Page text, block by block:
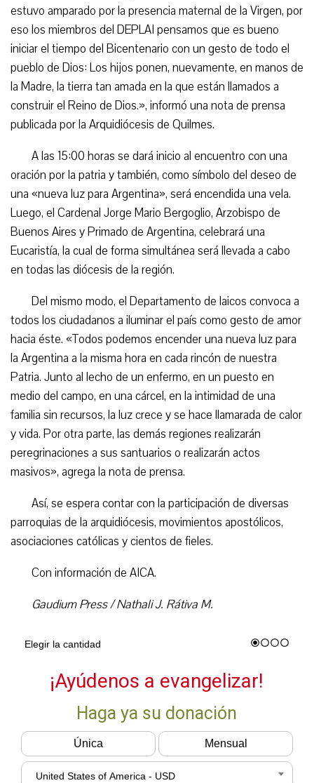
estuvo amparado por la presencia maternal de la Virgen, por
eso los miembros del DEPLAI pensamos que es bueno
iniciar el tiempo del Bicentenario con un gesto de todo el
pueblo de Dios: Los hijos ponen, nuevamente, en manos de
la Madre, la tierra tan amada en la que están llamados a
construir el Reino de Dios.», informó una nota de prensa
publicada por la Arquidiócesis de Quilmes.
A las 15:00 horas se dará inicio al encuentro con una
oración por la patria y también, como símbolo del deseo de
una «nueva luz para Argentina», será encendida una vela.
Luego, el Cardenal Jorge Mario Bergoglio, Arzobispo de
Buenos Aires y Primado de Argentina, celebrará una
Eucaristía, la cual de forma simultánea será llevada a cabo
en todas las diócesis de la región.
Del mismo modo, el Departamento de laicos convoca a
todos los ciudadanos a iluminar el país como gesto de amor
hacia éste. «Todos podemos encender una nueva luz para
la Argentina a la misma hora en cada rincón de nuestra
Patria. Junto al lecho de un enfermo, en un puesto en
medio del campo, en una cárcel, en la intimidad de una
familia sin recursos, la luz crece y se hace llamarada de calor
y vida. Por otra parte, las demás regiones realizarán
peregrinaciones a sus santuarios o realizarán actos
masivos», agrega la nota de prensa.
Así, se espera contar con la participación de diversas
parroquias de la arquidiócesis, movimientos apostólicos,
asociaciones católicas y cientos de fieles.
Con información de AICA.
Gaudium Press / Nathali J. Rátiva M.